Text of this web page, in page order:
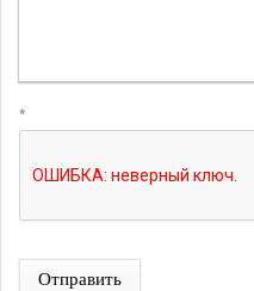
*
Отправить